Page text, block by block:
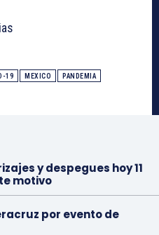
19 MEXICO PANDEMIA
y despegues hoy 11
motivo
por evento de